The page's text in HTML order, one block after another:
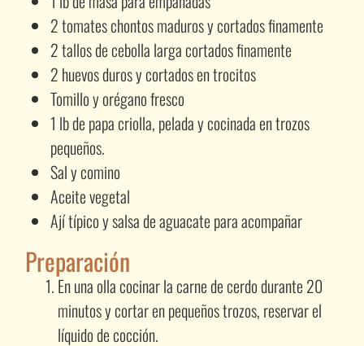
2 tomates chontos maduros y cortados finamente
2 tallos de cebolla larga cortados finamente
2 huevos duros y cortados en trocitos
Tomillo y orégano fresco
1 lb de papa criolla, pelada y cocinada en trozos
pequeños.
Sal y comino
Aceite vegetal
Ají típico y salsa de aguacate para acompañar
Preparación
En una olla cocinar la carne de cerdo durante 20
minutos y cortar en pequeños trozos, reservar el
líquido de cocción.